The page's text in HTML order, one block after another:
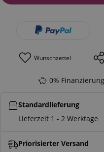
Wunschzettel
0%
Standardlieferung
Lieferzeit 1 - 2 Werktage
Priorisierter Versand